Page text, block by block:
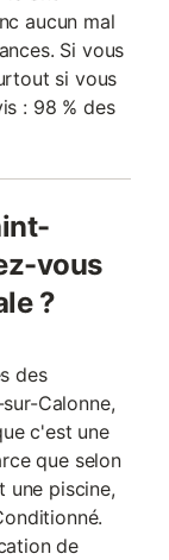
aucun mal
Si vous
si vous
: 98 % des
vous
?
des
Calonne,
c'est une
que selon
une piscine,
de